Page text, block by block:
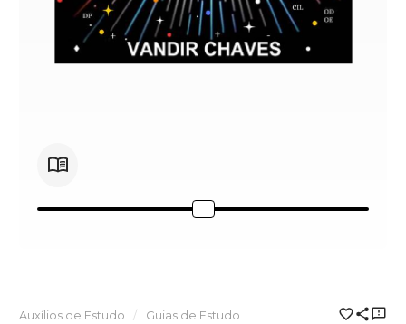
Auxílios de Estudo Guias de Estudo